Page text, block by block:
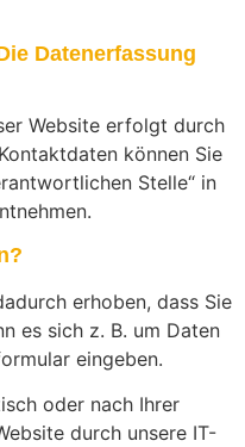
Datenerfassung
Website erfolgt durch
können Sie
Stelle“ in
erhoben, dass Sie
es sich z. B. um Daten
eingeben.
oder nach Ihrer
durch unsere IT-